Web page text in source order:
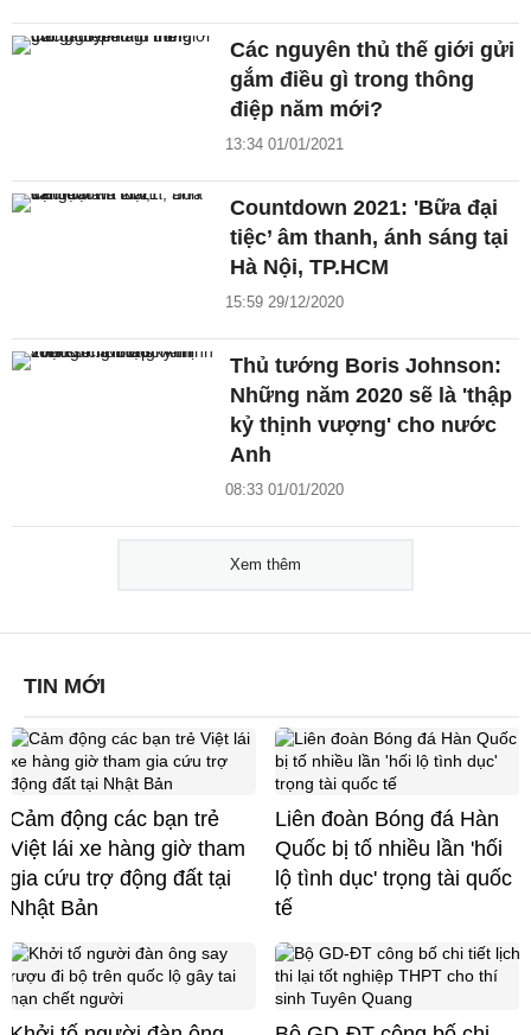
Các nguyên thủ thế giới gửi
gắm điều gì trong thông
điệp năm mới?
13:34 01/01/2021
Countdown 2021: 'Bữa đại
tiệc’ âm thanh, ánh sáng tại
Hà Nội, TP.HCM
15:59 29/12/2020
Thủ tướng Boris Johnson:
Những năm 2020 sẽ là 'thập
kỷ thịnh vượng' cho nước
Anh
08:33 01/01/2020
Xem thêm
TIN MỚI
Cảm động các bạn trẻ
Việt lái xe hàng giờ tham
gia cứu trợ động đất tại
Nhật Bản
Liên đoàn Bóng đá Hàn
Quốc bị tố nhiều lần 'hối
lộ tình dục' trọng tài quốc
tế